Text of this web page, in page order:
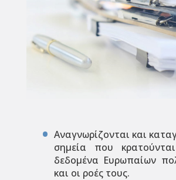
Αναγνωρίζονται και
σημεία που
δεδομένα Ευρωπαίων
και οι ροές τους.